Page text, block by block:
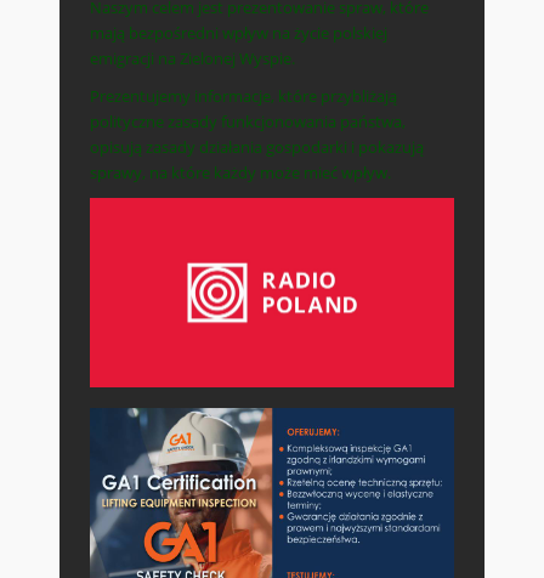
Naszym celem jest prezentowanie spraw, które
mają bezpośredni wpływ na życie polskiej
emigracji na Zielonej Wyspie.
Prezentujemy informacje, które przybliżają
polityczne zasady funkcjonowania państwa,
opisują zasady działania gospodarki i pokazują
sprawy, na które każdy może mieć wpływ.